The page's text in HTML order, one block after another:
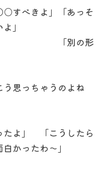
○すべきよ」「あっそ
」
　　　　　　「別の形
思っちゃうのよね
たよ」　「こうしたら
かったわ～」